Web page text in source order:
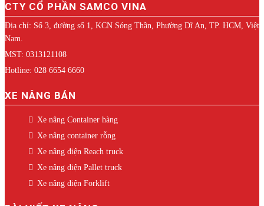
CTY CỔ PHẦN SAMCO VINA
Địa chỉ: Số 3, đường số 1, KCN Sóng Thần, Phường Dĩ An, TP. HCM, Việt
Nam.
MST: 0313121108
Hotline: 028 6654 6660
XE NÂNG BÁN
Xe nâng Container hàng
Xe nâng container rỗng
Xe nâng điện Reach truck
Xe nâng điện Pallet truck
Xe nâng điện Forklift